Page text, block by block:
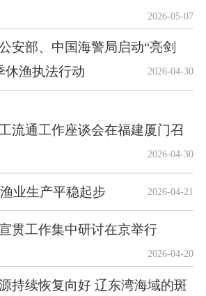
2026-05-07
安部、中国海警局启动“亮剑
休渔执法行动
2026-04-30
流通工作座谈会在福建厦门召
2026-04-30
业生产平稳起步 2026-04-21
贯工作集中研讨在京举行
2026-04-20
持续恢复向好 辽东湾海域的斑